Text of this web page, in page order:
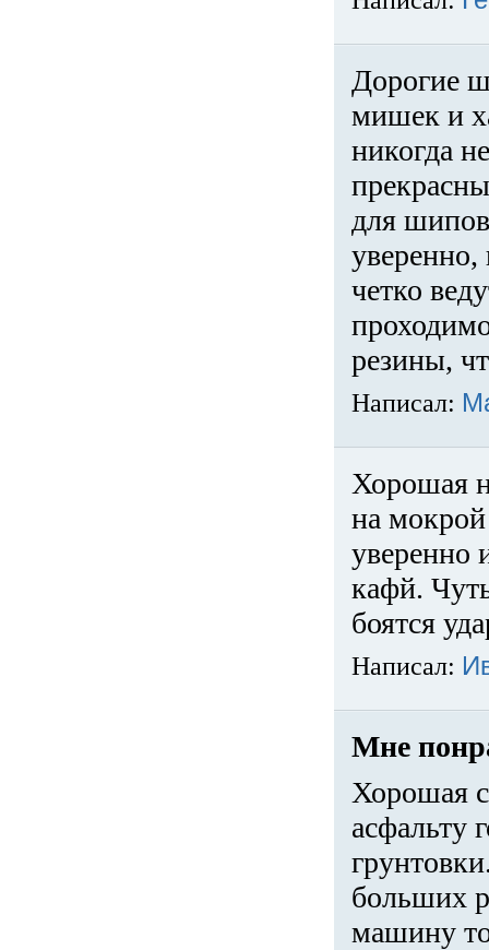
Дорогие
мишек и
никогда
для
четко
резины,
Написал:
Хорошая
на
уверенно
кафй.
боятся
Написал:
Мне
Хорошая
асфальту
больших
машину